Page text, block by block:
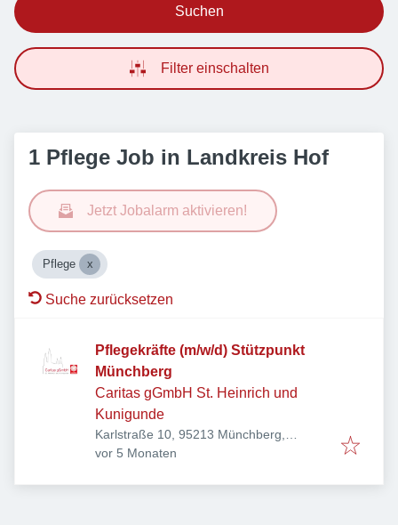
Suchen
Filter einschalten
1 Pflege Job in Landkreis Hof
Jetzt Jobalarm aktivieren!
Pflege
Suche zurücksetzen
Pflegekräfte (m/w/d) Stützpunkt
Münchberg
Caritas gGmbH St. Heinrich und
Kunigunde
Karlstraße 10, 95213 Münchberg,
Deutschland
Veröffentlicht:
vor 5 Monaten